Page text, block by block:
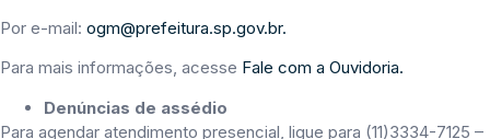
Por e-mail: ogm@prefeitura.sp.gov.br.
Para mais informações, acesse Fale com a Ouvidoria.
Denúncias de assédio
Para agendar atendimento presencial, ligue para (11)3334-7125 –